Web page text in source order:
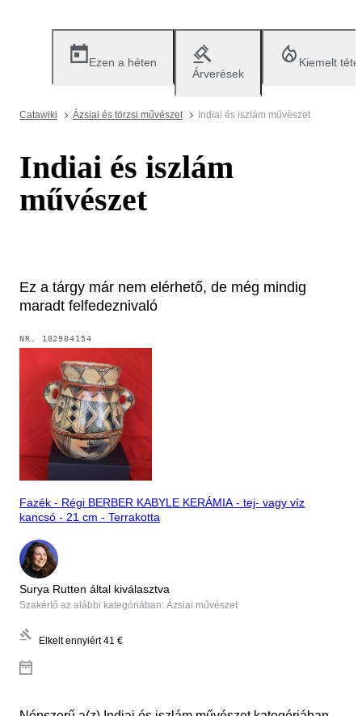
Ezen a héten
Árverések
Kiemelt
Catawiki Ázsiai és törzsi művészet Indiai és iszlám művészet
Indiai és iszlám
művészet
Ez a tárgy már nem elérhető, de még mindig
maradt felfedeznivaló
NR. 102904154
Fazék - Régi BERBER KABYLE KERÁMIA - tej- vagy víz
kancsó - 21 cm - Terrakotta
Surya Rutten által kiválasztva
Szakértő az alábbi kategóriában: Ázsiai művészet
Elkelt ennyiért 41 €